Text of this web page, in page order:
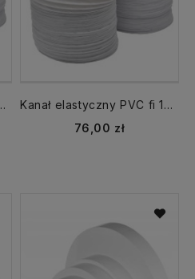
dł.10 metrów rura
Kanał elastyczny PVC fi 125 mm dł. 10 metrów
76,00 zł